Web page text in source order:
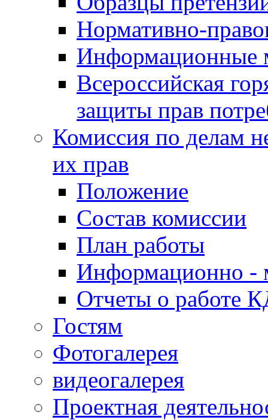
Нормативно-
Информационные
Всероссийская
защиты прав
Комиссия по делам
их прав
Положение
Состав комиссии
План работы
Информационно -
Отчеты о работе
Гостям
Фотогалерея
видеогалерея
Проектная